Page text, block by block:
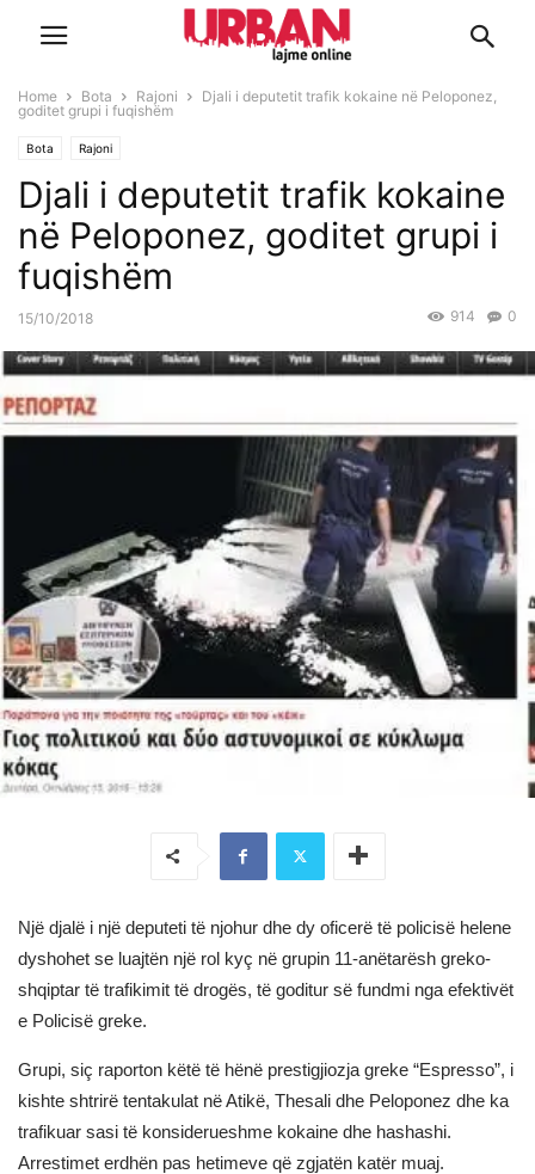
Home Bota Rajoni
Djali i deputetit trafik kokaine në Peloponez,
goditet grupi i fuqishëm
Bota Rajoni
Djali i deputetit trafik kokaine
në Peloponez, goditet grupi i
fuqishëm
15/10/2018 0
914
Një djalë i një deputeti të njohur dhe dy oficerë të policisë helene
dyshohet se luajtën një rol kyç në grupin 11-anëtarësh greko-
shqiptar të trafikimit të drogës, të goditur së fundmi nga efektivët
e Policisë greke.
Grupi, siç raporton këtë të hënë prestigjiozja greke “Espresso”, i
kishte shtrirë tentakulat në Atikë, Thesali dhe Peloponez dhe ka
trafikuar sasi të konsiderueshme kokaine dhe hashashi.
Arrestimet erdhën pas hetimeve që zgjatën katër muaj.